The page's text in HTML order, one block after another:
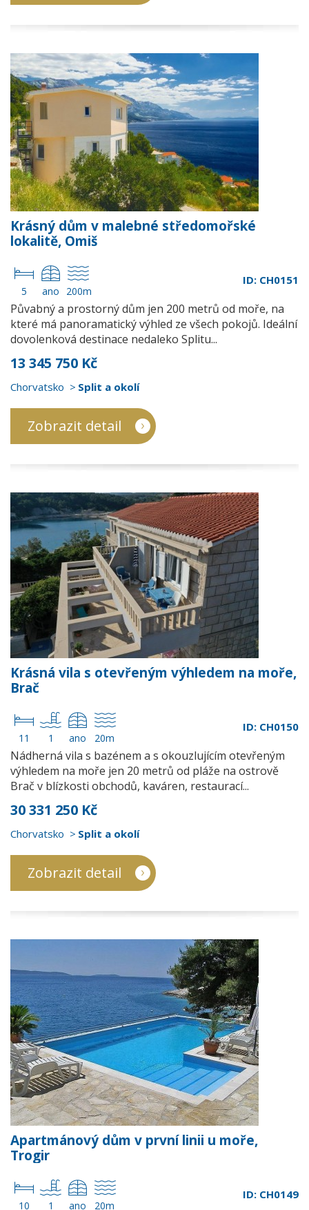
Krásný dům v malebné středomořské
lokalitě, Omiš
5 ano 200m
ID: CH0151
Půvabný a prostorný dům jen 200 metrů od moře, na
které má panoramatický výhled ze všech pokojů. Ideální
dovolenková destinace nedaleko Splitu...
13 345 750 Kč
Chorvatsko Split a okolí
Zobrazit detail
Krásná vila s otevřeným výhledem na moře,
Brač
11 1 ano 20m
ID: CH0150
Nádherná vila s bazénem a s okouzlujícím otevřeným
výhledem na moře jen 20 metrů od pláže na ostrově
Brač v blízkosti obchodů, kaváren, restaurací...
30 331 250 Kč
Chorvatsko Split a okolí
Zobrazit detail
Apartmánový dům v první linii u moře,
Trogir
10 1 ano 20m
ID: CH0149